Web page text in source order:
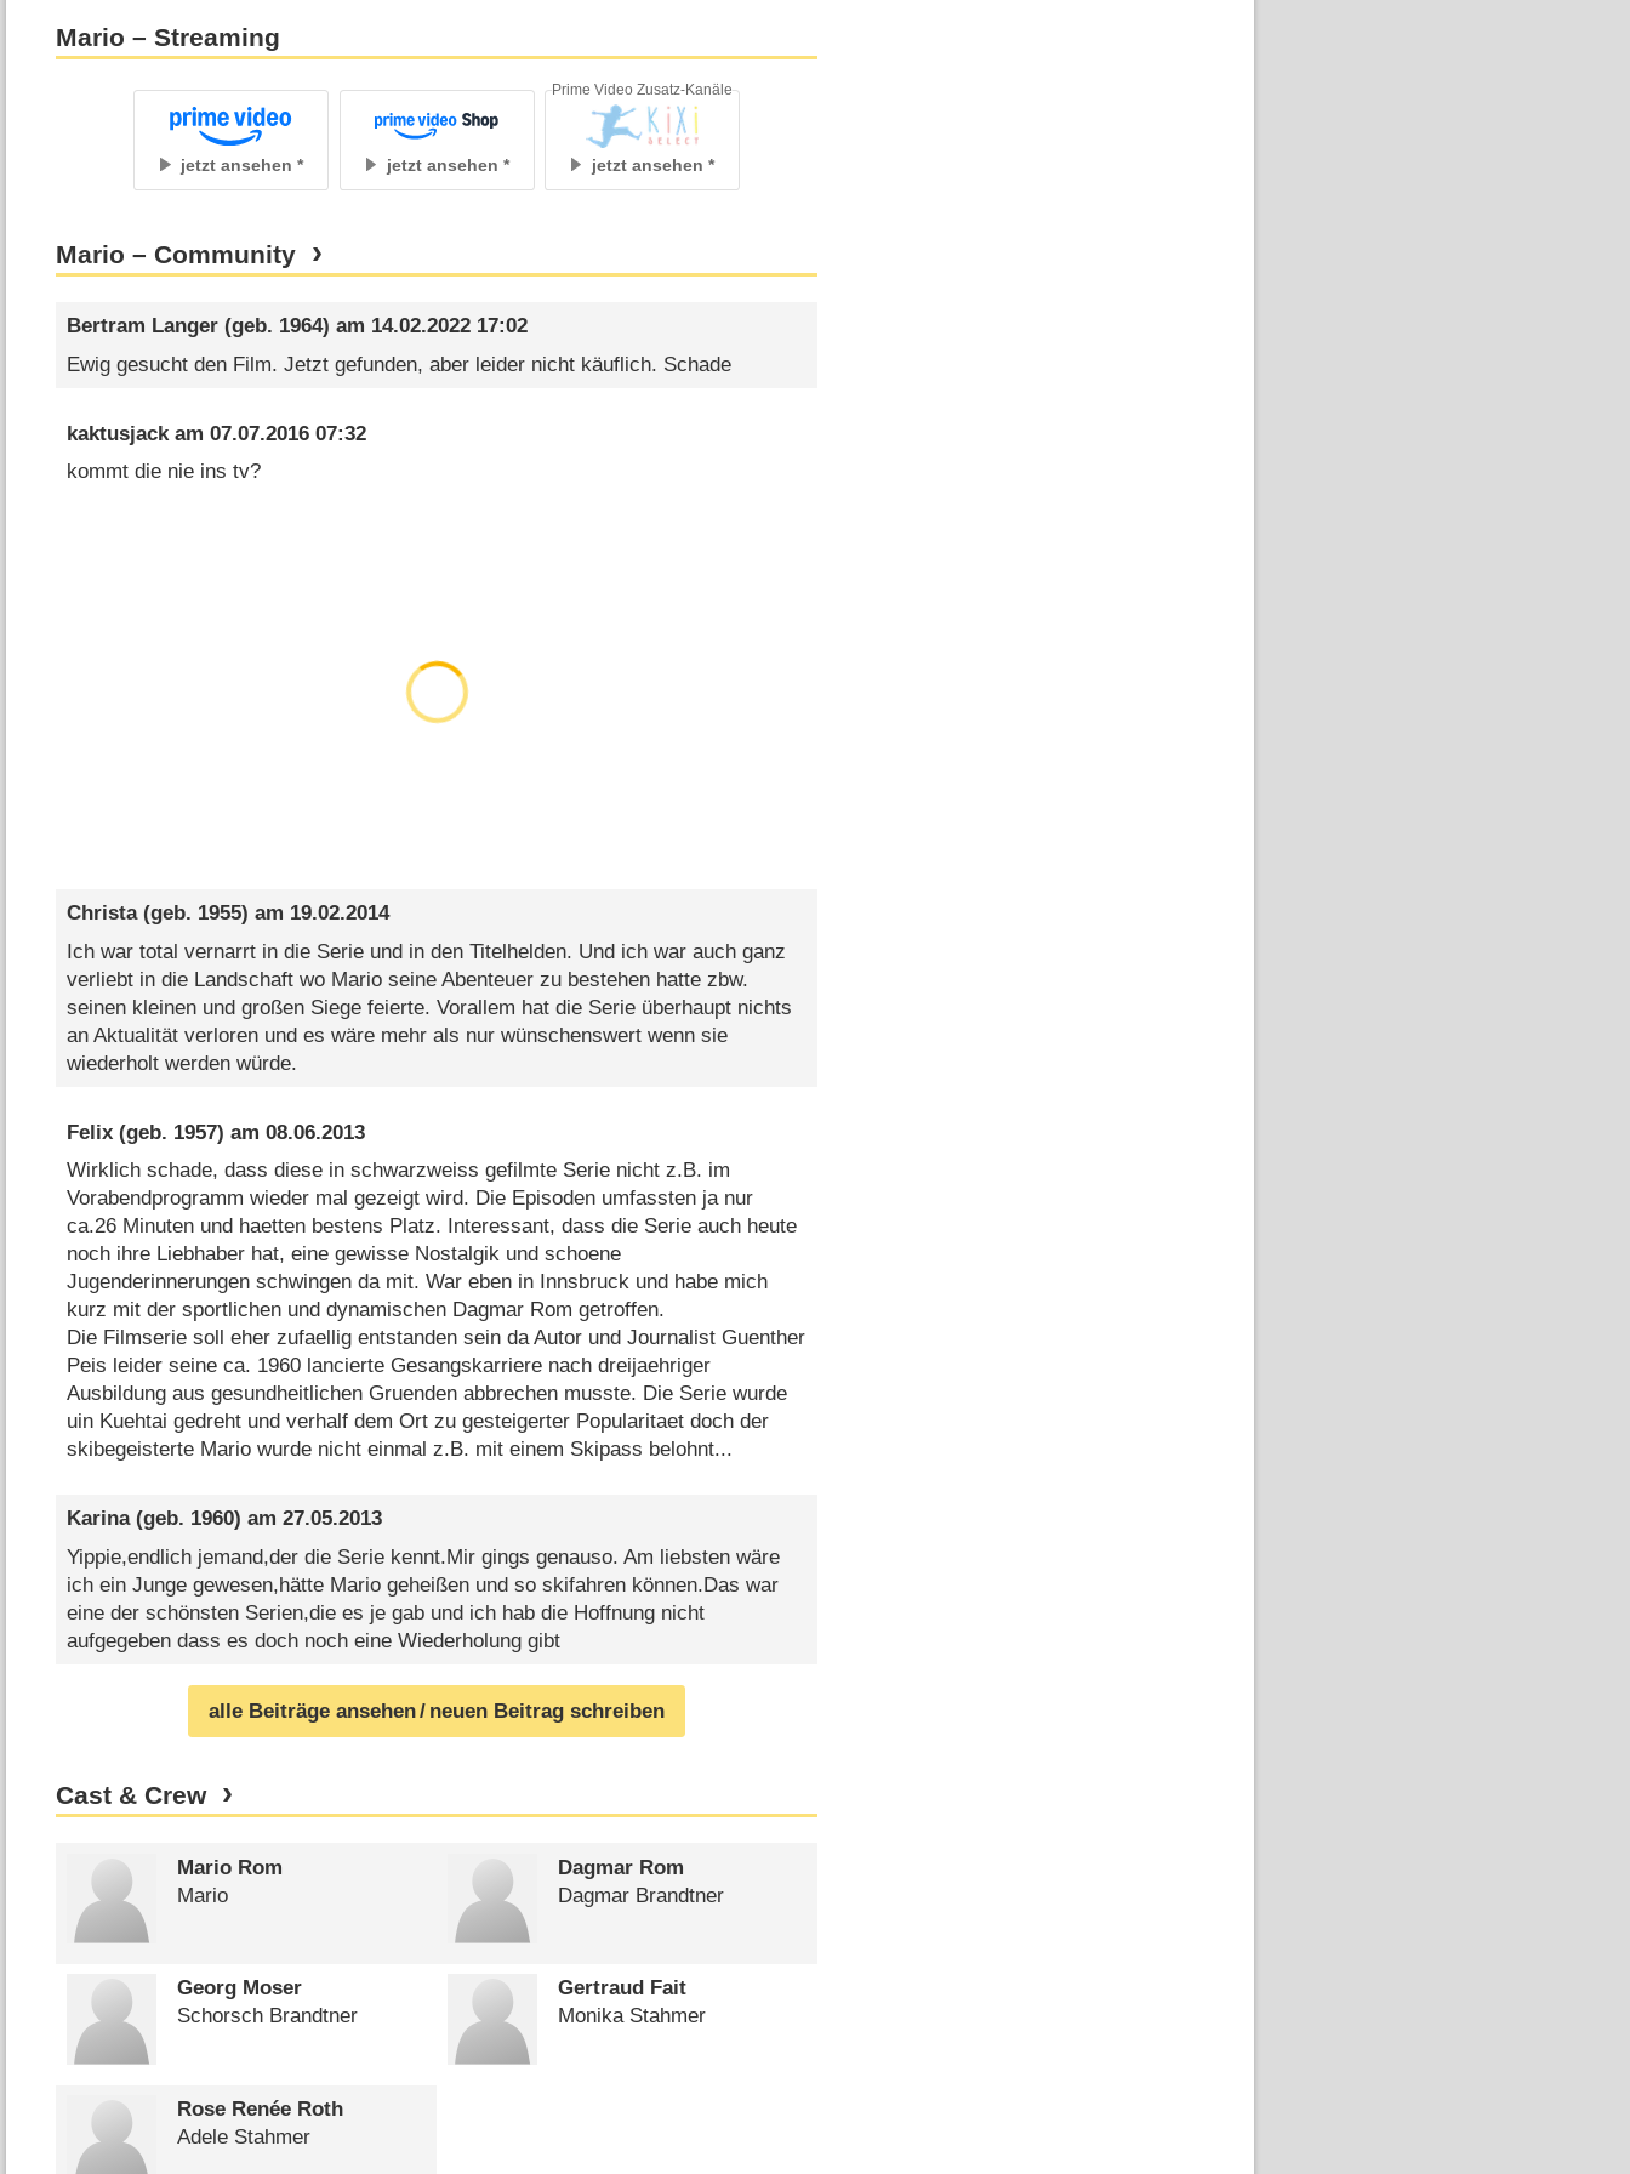
Mario – Streaming
jetzt ansehen jetzt ansehen jetzt ansehen
Prime Video Zusatz-Kanäle
Mario – Community
Bertram Langer(geb. 1964) am 14.02.2022 17:02
Ewig gesucht den Film. Jetzt gefunden, aber leider nicht käuflich. Schade
kaktusjackam 07.07.2016 07:32
kommt die nie ins tv?
Christa(geb. 1955) am 19.02.2014
Ich war total vernarrt in die Serie und in den Titelhelden. Und ich war auch ganz
verliebt in die Landschaft wo Mario seine Abenteuer zu bestehen hatte zbw.
seinen kleinen und großen Siege feierte. Vorallem hat die Serie überhaupt nichts
an Aktualität verloren und es wäre mehr als nur wünschenswert wenn sie
wiederholt werden würde.
Felix(geb. 1957) am 08.06.2013
Wirklich schade, dass diese in schwarzweiss gefilmte Serie nicht z.B. im
Vorabendprogramm wieder mal gezeigt wird. Die Episoden umfassten ja nur
ca.26 Minuten und haetten bestens Platz. Interessant, dass die Serie auch heute
noch ihre Liebhaber hat, eine gewisse Nostalgik und schoene
Jugenderinnerungen schwingen da mit. War eben in Innsbruck und habe mich
kurz mit der sportlichen und dynamischen Dagmar Rom getroffen.
Die Filmserie soll eher zufaellig entstanden sein da Autor und Journalist Guenther
Peis leider seine ca. 1960 lancierte Gesangskarriere nach dreijaehriger
Ausbildung aus gesundheitlichen Gruenden abbrechen musste. Die Serie wurde
uin Kuehtai gedreht und verhalf dem Ort zu gesteigerter Popularitaet doch der
skibegeisterte Mario wurde nicht einmal z.B. mit einem Skipass belohnt...
Karina(geb. 1960) am 27.05.2013
Yippie,endlich jemand,der die Serie kennt.Mir gings genauso. Am liebsten wäre
ich ein Junge gewesen,hätte Mario geheißen und so skifahren können.Das war
eine der schönsten Serien,die es je gab und ich hab die Hoffnung nicht
aufgegeben dass es doch noch eine Wiederholung gibt
alle Beiträge ansehen/ neuen Beitrag schreiben
Cast & Crew
Mario Rom
Mario
Dagmar Rom
Dagmar Brandtner
Georg Moser
Schorsch Brandtner
Gertraud Fait
Monika Stahmer
Rose Renée Roth
Adele Stahmer